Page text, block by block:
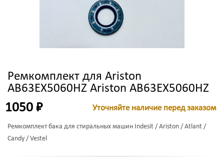
Ремкомплект для Ariston
AB63EX5060HZ Ariston AB63EX5060HZ
1050 ₽ Уточняйте наличие перед заказом
Ремкомплект бака для стиральных машин Indesit / Ariston / Atlant /
Candy / Vestel